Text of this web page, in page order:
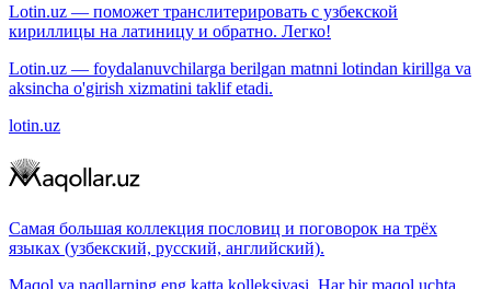
Lotin.uz — поможет транслитерировать с узбекской
кириллицы на латиницу и обратно. Легко!
Lotin.uz — foydalanuvchilarga berilgan matnni lotindan kirillga va
aksincha o'girish xizmatini taklif etadi.
lotin.uz
Самая большая коллекция пословиц и поговорок на трёх
языках (узбекский, русский, английский).